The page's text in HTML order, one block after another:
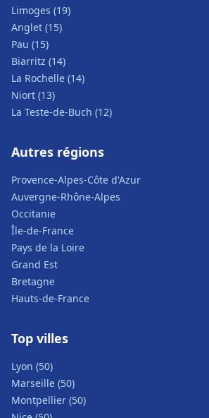
Limoges (19)
Anglet (15)
Pau (15)
Biarritz (14)
La Rochelle (14)
Niort (13)
La Teste-de-Buch (12)
Autres régions
Provence-Alpes-Côte d'Azur
Auvergne-Rhône-Alpes
Occitanie
Île-de-France
Pays de la Loire
Grand Est
Bretagne
Hauts-de-France
Top villes
Lyon (50)
Marseille (50)
Montpellier (50)